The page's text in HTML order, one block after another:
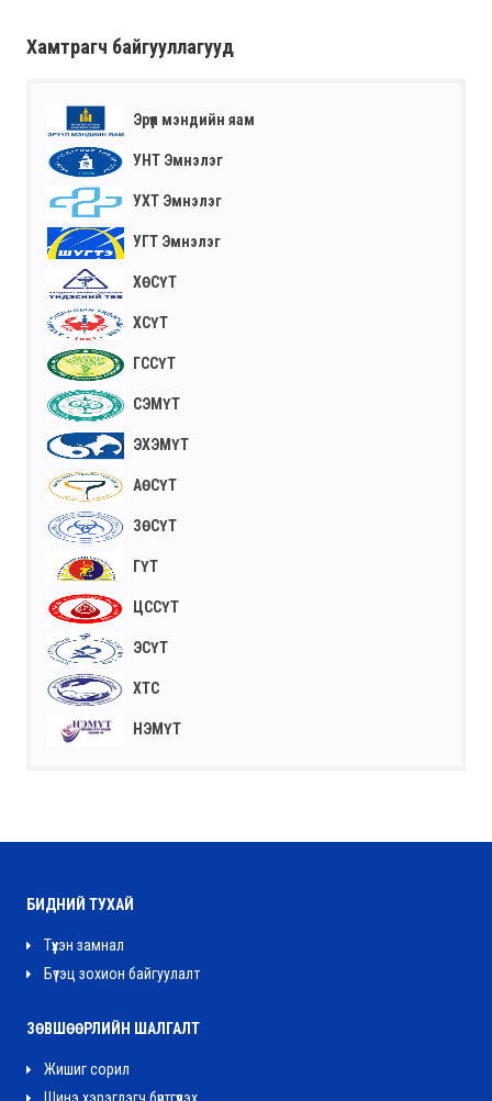
Хамтрагч байгууллагууд
Эрүүл мэндийн яам
УНТ Эмнэлэг
УХТ Эмнэлэг
УГТ Эмнэлэг
ХӨСҮТ
ХСҮТ
ГССҮТ
СЭМҮТ
ЭХЭМҮТ
АӨСҮТ
ЗӨСҮТ
ГҮТ
ЦССҮТ
ЭСҮТ
ХТС
НЭМҮТ
БИДНИЙ ТУХАЙ
Түүхэн замнал
Бүтэц зохион байгуулалт
ЗӨВШӨӨРЛИЙН ШАЛГАЛТ
Жишиг сорил